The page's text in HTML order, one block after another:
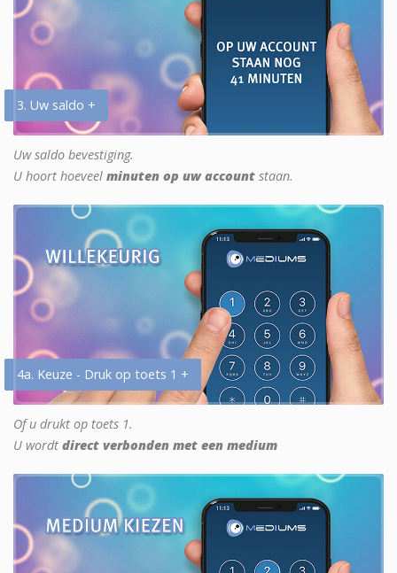
3. Uw saldo +
Uw saldo bevestiging.
U hoort hoeveel minuten op uw account staan.
4a. Keuze - Druk op toets 1 +
Of u drukt op toets 1.
U wordt direct verbonden met een medium